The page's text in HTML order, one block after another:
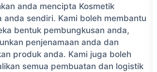
anda mencipta Kosmetik
anda sendiri. Kami boleh membantu
bentuk pembungkusan anda,
penjenamaan anda dan
produk anda. Kami juga boleh
semua pembuatan dan logistik